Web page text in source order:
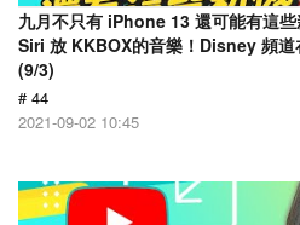
九月不只有 iPhone 13 還可能有這
Siri 放 KKBOX的音樂！Disney 頻道
(9/3)
# 44
2021-09-02 10:45